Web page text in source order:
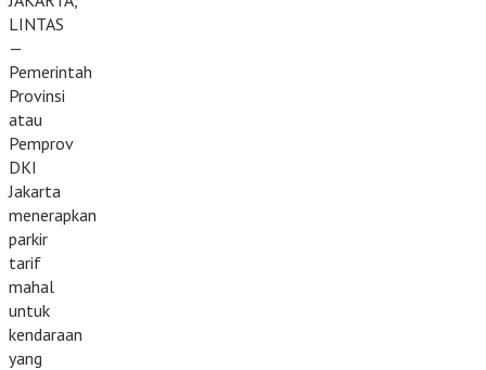
LINTAS
—
Pemerintah
Provinsi
atau
Pemprov
DKI
Jakarta
menerapkan
parkir
tarif
mahal
untuk
kendaraan
yang